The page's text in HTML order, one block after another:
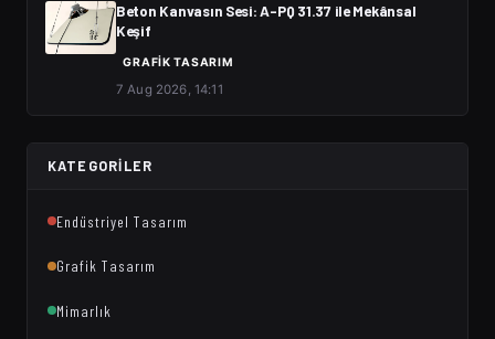
Beton Kanvasın Sesi: A-PQ 31.37 ile Mekânsal
Keşif
GRAFIK TASARIM
7 Aug 2026, 14:11
KATEGORILER
Endüstriyel Tasarım
Grafik Tasarım
Mimarlık